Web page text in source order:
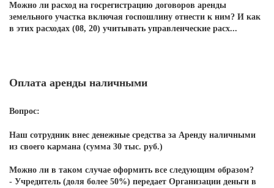
Можно ли расход на госрегистрацию договоров аренды
земельного участка включая госпошлину отнести к ним? И как
в этих расходах (08, 20) учитывать управленческие расх...
Оплата аренды наличными
Вопрос:
Наш сотрудник внес денежные средства за Аренду наличными
из своего кармана (сумма 30 тыс. руб.)
Можно ли в таком случае оформить все следующим образом?
- Учредитель (доля более 50%) передает Организации деньги в